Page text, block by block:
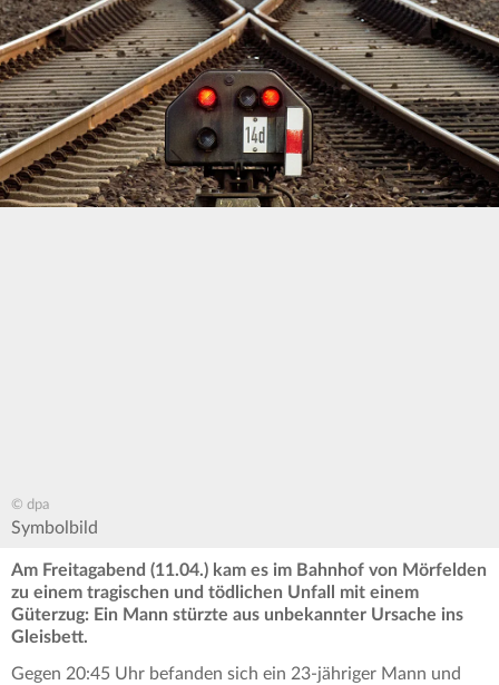
© dpa
Symbolbild
Am Freitagabend (11.04.) kam es im Bahnhof von Mörfelden
zu einem tragischen und tödlichen Unfall mit einem
Güterzug: Ein Mann stürzte aus unbekannter Ursache ins
Gleisbett.
Gegen 20:45 Uhr befanden sich ein 23-jähriger Mann und